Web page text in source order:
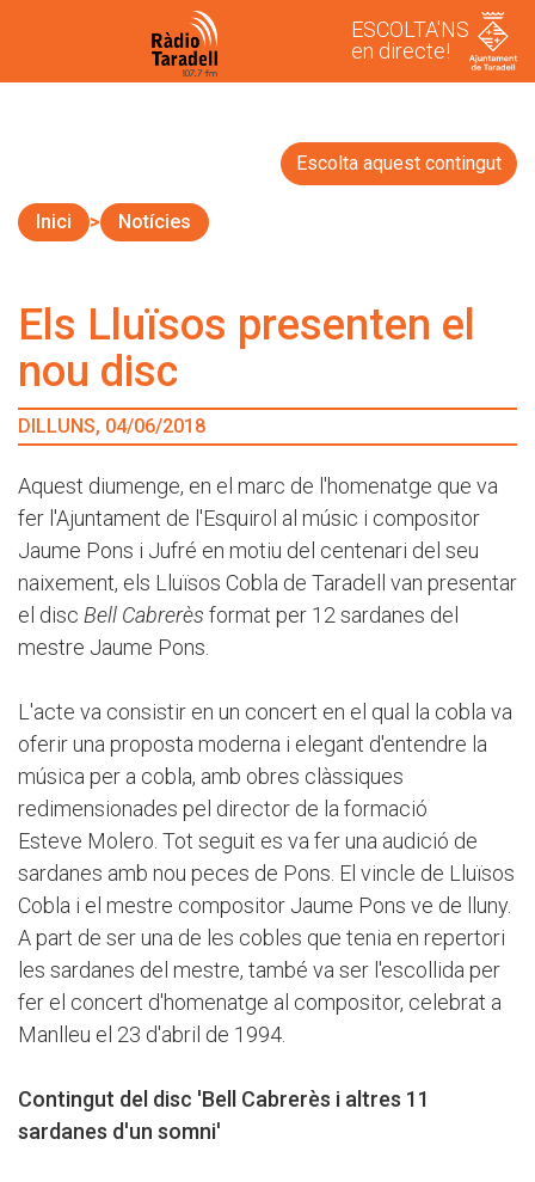
ESCOLTA'NS
en directe!
Escolta aquest contingut
Inici Notícies
Els Lluïsos presenten el
nou disc
DILLUNS, 04/06/2018
Aquest diumenge, en el marc de l'homenatge que va
fer l'Ajuntament de l'Esquirol al músic i compositor
Jaume Pons i Jufré en motiu del centenari del seu
naixement, els Lluïsos Cobla de Taradell van presentar
el disc Bell Cabrerès format per 12 sardanes del
mestre Jaume Pons.
L'acte va consistir en un concert en el qual la cobla va
oferir una proposta moderna i elegant d'entendre la
música per a cobla, amb obres clàssiques
redimensionades pel director de la formació
Esteve Molero. Tot seguit es va fer una audició de
sardanes amb nou peces de Pons. El vincle de Lluïsos
Cobla i el mestre compositor Jaume Pons ve de lluny.
A part de ser una de les cobles que tenia en repertori
les sardanes del mestre, també va ser l'escollida per
fer el concert d'homenatge al compositor, celebrat a
Manlleu el 23 d'abril de 1994.
Contingut del disc 'Bell Cabrerès i altres 11
sardanes d'un somni'